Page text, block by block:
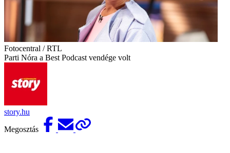
Fotocentral / RTL
Parti Nóra a Best Podcast vendége volt
story.hu
Megosztás